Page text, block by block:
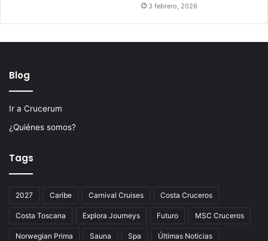
3 febrero, 2026
Blog
Ir a Crucerum
¿Quiénes somos?
Tags
2027 Caribe Carnival Cruises Costa Cruceros
Costa Toscana Explora Journeys Futuro MSC Cruceros
Norwegian Prima Sauna Spa Últimas Noticias